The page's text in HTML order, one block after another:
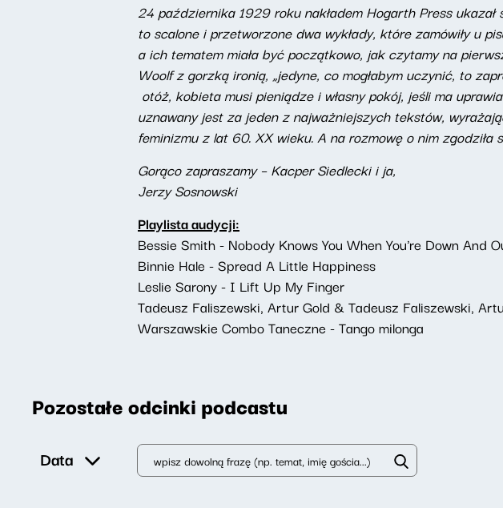
24 października 1929 roku nakładem Hogarth Press ukazał
to scalone i przetworzone dwa wykłady, które zamówiły u
a ich tematem miała być początkowo, jak czytamy na
Woolf z gorzką ironią, „jedyne, co mogłabym uczynić, to
otóż, kobieta musi pieniądze i własny pokój, jeśli ma
uznawany jest za jeden z najważniejszych tekstów,
feminizmu z lat 60. XX wieku. A na rozmowę o nim
Gorąco zapraszamy – Kacper Siedlecki i ja,
Jerzy Sosnowski
Playlista audycji:
Bessie Smith - Nobody Knows You When You're Down And
Binnie Hale - Spread A Little Happiness
Leslie Sarony - I Lift Up My Finger
Tadeusz Faliszewski, Artur Gold & Tadeusz Faliszewski,
Warszawskie Combo Taneczne - Tango milonga
Pozostałe odcinki podcastu
Data